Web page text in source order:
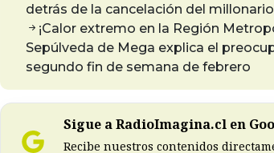
detrás de la cancelación del
¡Calor extremo en la Región
Sepúlveda de Mega explica el
segundo fin de semana de febrero
Sigue a RadioImagina.cl en
Recibe nuestros contenidos